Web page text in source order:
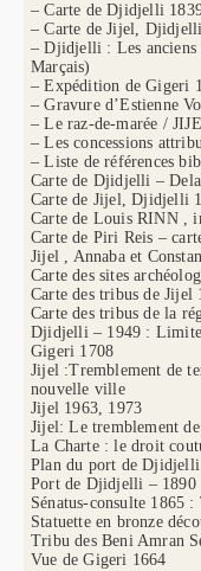
– Carte de Djidjelli
– Carte de Jijel,
– Djidjelli : Les anciens
Marçais)
– Expédition de Gigeri
– Gravure d’Estienne
– Le raz-de-marée /
– Les concessions
– Liste de références
Carte de Djidjelli –
Carte de Jijel, Djidjelli
Carte de Louis RINN ,
Carte de Piri Reis –
Jijel , Annaba et
Carte des sites
Carte des tribus de Jijel
Carte des tribus de la
Djidjelli – 1949 :
Gigeri 1708
Jijel :Tremblement de
nouvelle ville
Jijel 1963, 1973
Jijel: Le tremblement
La Charte : le droit
Plan du port de
Port de Djidjelli – 1890
Sénatus-consulte 1865
Statuette en bronze
Tribu des Beni Amran
Vue de Gigeri 1664